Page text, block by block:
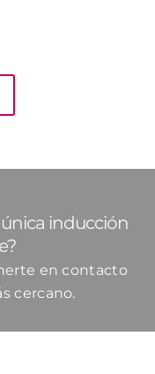
única inducción
en contacto
cercano.